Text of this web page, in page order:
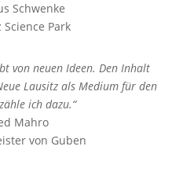
Schwenke
Science Park
von neuen Ideen. Den Inhalt
Lausitz als Medium für den
ich dazu.“
Mahro
von Guben